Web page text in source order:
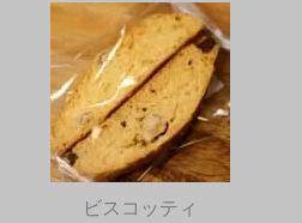
ビスコッティ